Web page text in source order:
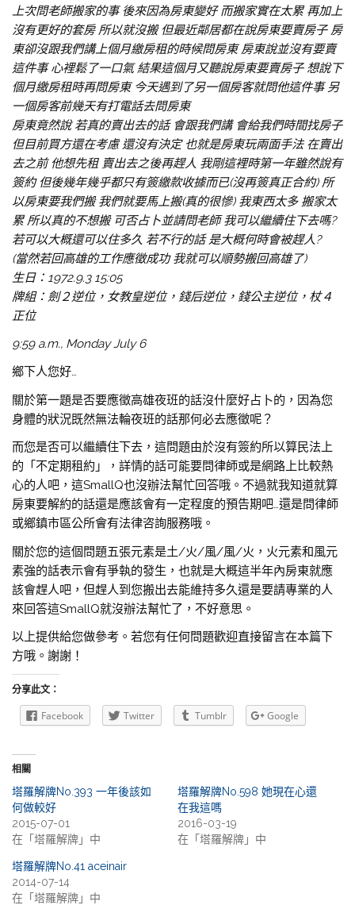
上次問老師搬家的事 後來因為房東變好 而搬家實在太累 再加上
沒有更好的套房 所以就沒搬 但最近鄰居都在說房東要賣房子 房
東卻沒跟我們講上個月繳房租的時候問房東 房東說並沒有要賣
這件事 心裡鬆了一口氣 結果這個月又聽說房東要賣房子 想說下
個月繳房租時再問房東 今天遇到了另一個房客就問他這件事 另
一個房客前幾天有打電話去問房東
房東竟然說 若真的賣出去的話 會跟我們講 會給我們時間找房子
但目前買方還在考慮 還沒有決定 也就是房東玩兩面手法 在賣出
去之前 他想先租 賣出去之後再趕人 我剛這裡時第一年雖然說有
簽約 但後幾年幾乎都只有簽繳款收據而已(沒再簽真正合約) 所
以房東要我們搬 我們就要馬上搬(真的很慘) 我東西太多 搬家太
累 所以真的不想搬 可否占卜並請問老師 我可以繼續住下去嗎?
若可以大概還可以住多久 若不行的話 是大概何時會被趕人?
(當然若回高雄的工作應徵成功 我就可以順勢搬回高雄了)
生日：1972.9.3 15:05
牌組：劍２逆位，女教皇逆位，錢后逆位，錢公主逆位，杖４
正位
9:59 a.m., Monday July 6
鄉下人您好…
關於第一題是否要應徵高雄夜班的話沒什麼好占卜的，因為您
身體的狀況既然無法輪夜班的話那何必去應徵呢？
而您是否可以繼續住下去，這問題由於沒有簽約所以算民法上
的「不定期租約」，詳情的話可能要問律師或是網路上比較熱
心的人吧，這SmallQ也沒辦法幫忙回答哦。不過就我知道就算
房東要解約的話還是應該會有一定程度的預告期吧…還是問律師
或鄉鎮市區公所會有法律咨詢服務哦。
關於您的這個問題五張元素是土/火/風/風/火，火元素和風元
素強的話表示會有爭執的發生，也就是大概這半年內房東就應
該會趕人吧，但趕人到您搬出去能維持多久還是要請專業的人
來回答這SmallQ就沒辦法幫忙了，不好意思。
以上提供給您做參考。若您有任何問題歡迎直接留言在本篇下
方哦。謝謝！
分享此文：
Facebook Twitter Tumblr Google
相關
塔羅解牌No.393 一年後該如
何做較好
2015-07-01
在「塔羅解牌」中
塔羅解牌No.598 她現在心還
在我這嗎
2016-03-19
在「塔羅解牌」中
塔羅解牌No.41 aceinair
2014-07-14
在「塔羅解牌」中